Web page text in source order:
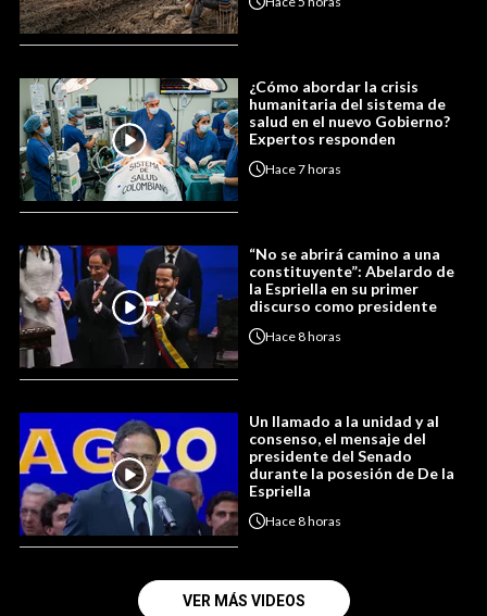
¿Cómo abordar la crisis
humanitaria del sistema de
salud en el nuevo Gobierno?
Expertos responden
Hace7 horas
“No se abrirá camino a una
constituyente”: Abelardo de
la Espriella en su primer
discurso como presidente
Hace8 horas
Un llamado a la unidad y al
consenso, el mensaje del
presidente del Senado
durante la posesión de De la
Espriella
Hace8 horas
VER MÁS VIDEOS